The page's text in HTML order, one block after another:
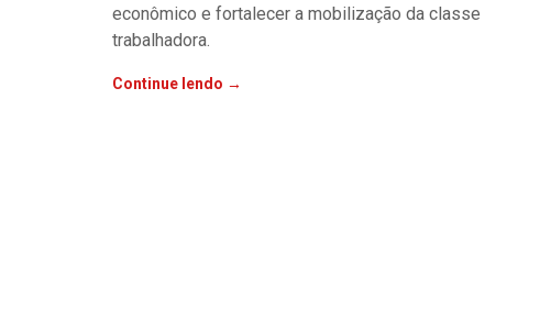
econômico e fortalecer a mobilização da classe
trabalhadora.
Continue lendo →